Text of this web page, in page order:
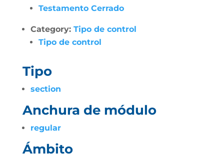
Testamento Cerrado
Category: Tipo de control
Tipo de control
Tipo
section
Anchura de módulo
regular
Ámbito